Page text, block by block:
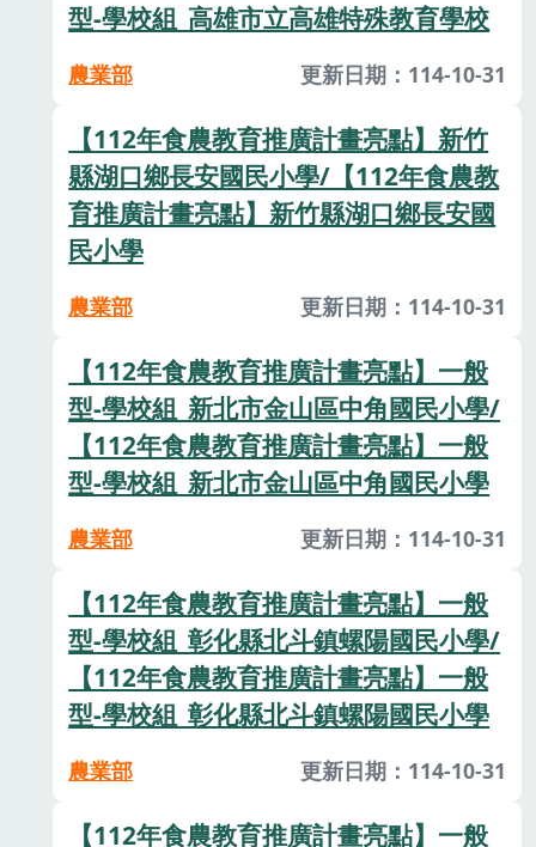
型-學校組_高雄市立高雄特殊教育學校
農業部 更新日期：114-10-31
【112年食農教育推廣計畫亮點】新竹
縣湖口鄉長安國民小學/【112年食農教
育推廣計畫亮點】新竹縣湖口鄉長安國
民小學
農業部 更新日期：114-10-31
【112年食農教育推廣計畫亮點】一般
型-學校組_新北市金山區中角國民小學/
【112年食農教育推廣計畫亮點】一般
型-學校組_新北市金山區中角國民小學
農業部 更新日期：114-10-31
【112年食農教育推廣計畫亮點】一般
型-學校組_彰化縣北斗鎮螺陽國民小學/
【112年食農教育推廣計畫亮點】一般
型-學校組_彰化縣北斗鎮螺陽國民小學
農業部 更新日期：114-10-31
【112年食農教育推廣計畫亮點】一般